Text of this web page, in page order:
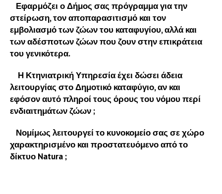
Εφαρμόζει ο Δήμος σας πρόγραμμα για την
στείρωση, τον αποπαρασιτισμό και τον
εμβολιασμό των ζώων του καταφυγίου, αλλά και
των αδέσποτων ζώων που ζουν στην επικράτεια
του γενικότερα.
Η Κτηνιατρική Υπηρεσία έχει δώσει άδεια
λειτουργίας στο Δημοτικό καταφύγιο, αν και
εφόσον αυτό πληροί τους όρους του νόμου περί
ενδιαιτημάτων ζώων ;
Νομίμως λειτουργεί το κυνοκομείο σας σε χώρο
χαρακτηρισμένο και προστατευόμενο από το
δίκτυο Natura ;